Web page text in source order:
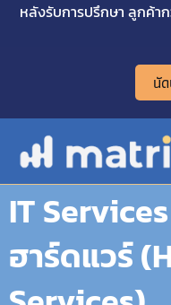
Skipหลังรับการปรึกษา ลูกค้า
นั
IT
ฮาร์ดแวร์